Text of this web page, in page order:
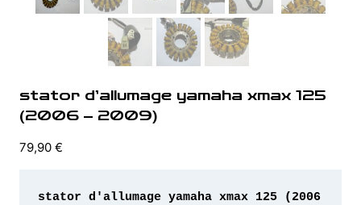
stator d’allumage yamaha xmax 125
(2006 – 2009)
79,90 €
stator d'allumage yamaha xmax 125 (2006